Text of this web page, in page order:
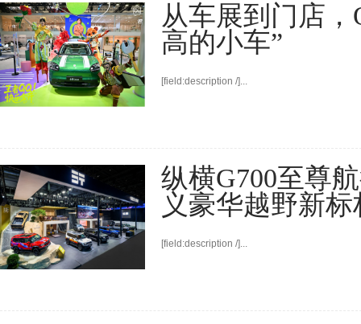
从车展到门店
高的小车”
[field:description /]...
纵横G700至尊
义豪华越野新标
[field:description /]...